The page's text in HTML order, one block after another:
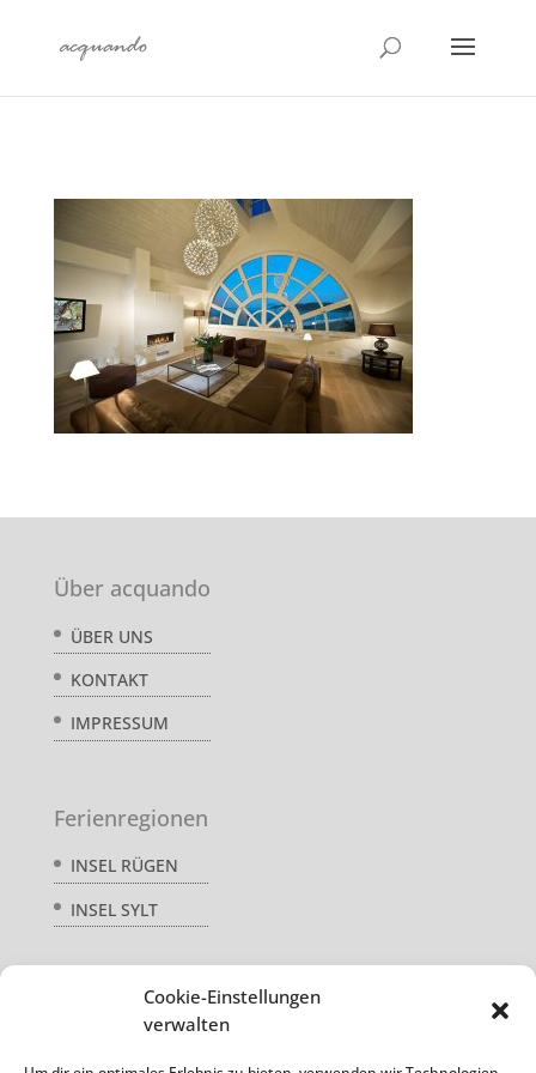
Cookie-Einstellungen
verwalten
Über acquando
ÜBER UNS
KONTAKT
IMPRESSUM
Ferienregionen
INSEL RÜGEN
INSEL SYLT